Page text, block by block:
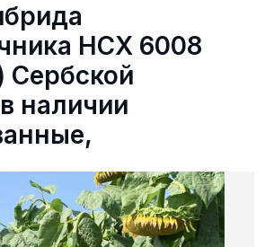
НСХ 6008
Сербской
наличии